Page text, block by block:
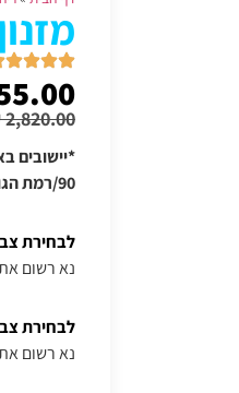
2,820.00
90/רמת הגולן/דרומה מירוחם/עוטף עזה - יש לוודא תוספת הובלה טלפונית
לבחירת
נא רשום
לבחירת
נא רשום